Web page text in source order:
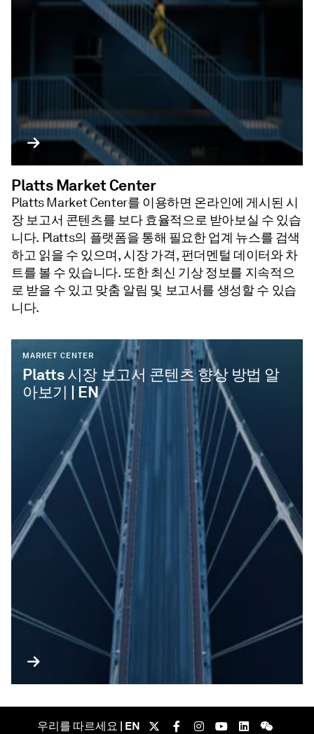
Platts Market Center
Platts Market Center를 이용하면 온라인에 게시된 시
장 보고서 콘텐츠를 보다 효율적으로 받아보실 수 있습
니다. Platts의 플랫폼을 통해 필요한 업계 뉴스를 검색
하고 읽을 수 있으며, 시장 가격, 펀더멘털 데이터와 차
트를 볼 수 있습니다. 또한 최신 기상 정보를 지속적으
로 받을 수 있고 맞춤 알림 및 보고서를 생성할 수 있습
니다.
MARKET CENTER
Platts 시장 보고서 콘텐츠 향상 방법 알
아보기 | EN
우리를 따르세요 | EN